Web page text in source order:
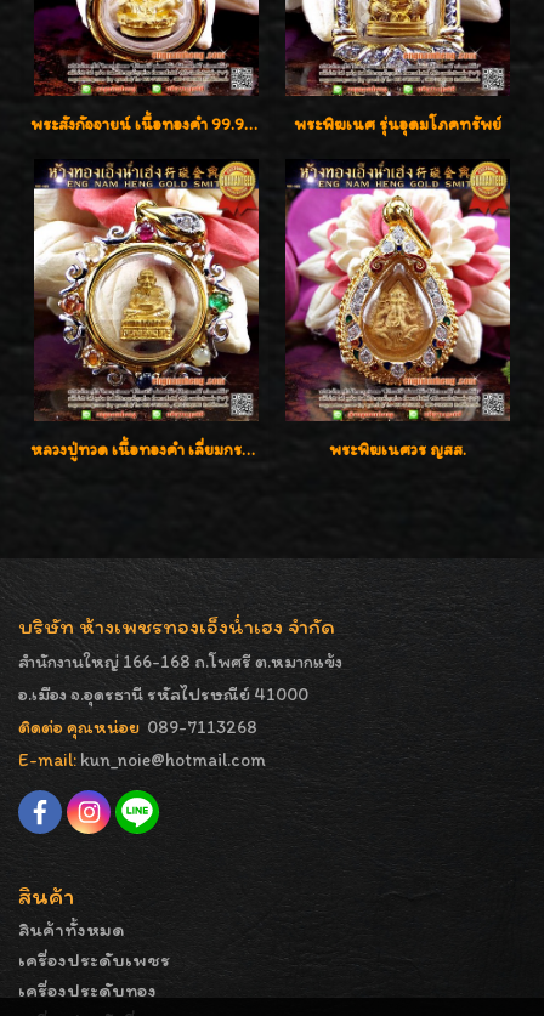
พระสังกัจจายน์ เนื้อทองคำ 99.99% พระพิฆเนศ รุ่นอุดมโภคทรัพย์
หลวงปู่ทวด เนื้อทองคำ เลี่ยมกรอบทองคำประดับเพชรแท้และพลอยนพเก้า น่ารักมากๆค่ะ พระพิฆเนศวร ญสส.
บริษัท ห้างเพชรทองเอ็งน่ำเฮง จำกัด
สำนักงานใหญ่ 166-168 ถ.โพศรี ต.หมากแข้ง
อ.เมือง จ.อุดรธานี รหัสไปรษณีย์ 41000
ติดต่อ คุณหน่อย 089-7113268
E-mail: kun_noie@hotmail.com
สินค้า
สินค้าทั้งหมด
เครื่องประดับเพชร
เครื่องประดับทอง